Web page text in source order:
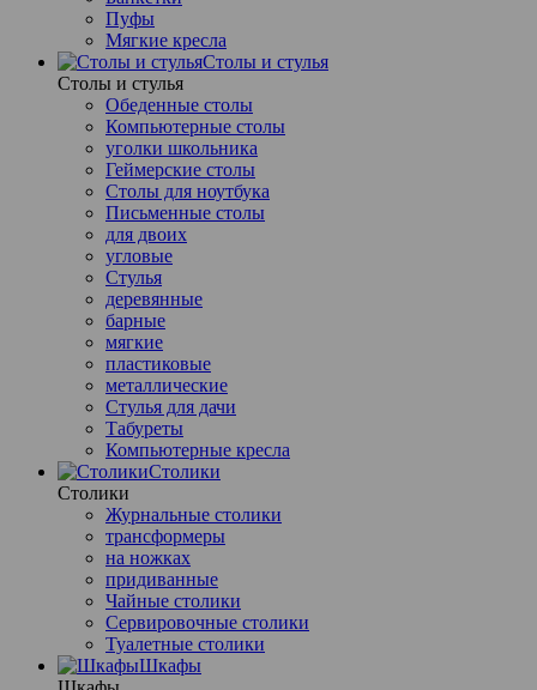
Пуфы
Мягкие кресла
Столы и стулья
Столы и стулья
Обеденные столы
Компьютерные столы
уголки школьника
Геймерские столы
Столы для ноутбука
Письменные столы
для двоих
угловые
Стулья
деревянные
барные
мягкие
пластиковые
металлические
Стулья для дачи
Табуреты
Компьютерные кресла
Столики
Столики
Журнальные столики
трансформеры
на ножках
придиванные
Чайные столики
Сервировочные столики
Туалетные столики
Шкафы